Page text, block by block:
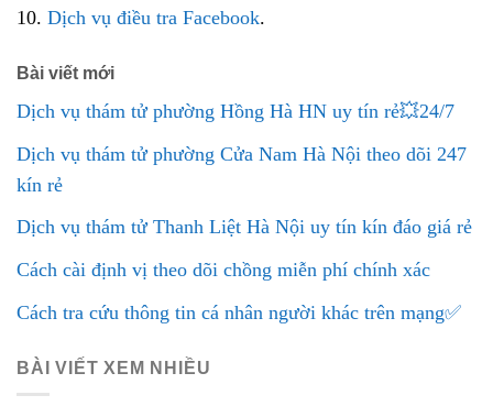
10. Dịch vụ điều tra Facebook.
Bài viết mới
Dịch vụ thám tử phường Hồng Hà HN uy tín rẻ💥24/7
Dịch vụ thám tử phường Cửa Nam Hà Nội theo dõi 247
kín rẻ
Dịch vụ thám tử Thanh Liệt Hà Nội uy tín kín đáo giá rẻ
Cách cài định vị theo dõi chồng miễn phí chính xác
Cách tra cứu thông tin cá nhân người khác trên mạng✅
BÀI VIẾT XEM NHIỀU